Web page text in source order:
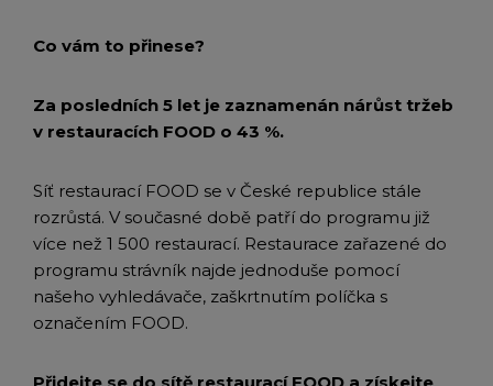
Co vám to přinese?
Za posledních 5 let je zaznamenán nárůst tržeb
v restauracích FOOD o 43 %.
Síť restaurací FOOD se v České republice stále
rozrůstá. V současné době patří do programu již
více než 1 500 restaurací. Restaurace zařazené do
programu strávník najde jednoduše pomocí
našeho vyhledávače, zaškrtnutím políčka s
označením FOOD.